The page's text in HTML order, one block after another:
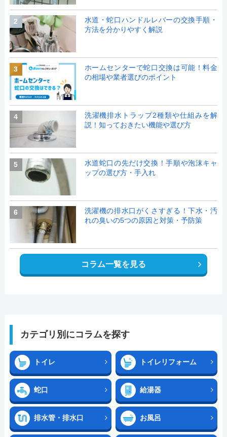
2
水道・蛇口ハンドルレバーの交換手順・
方法を分かりやすく解説
3
ホームセンターで蛇口交換は可能！料金
の相場や業者選びのポイント
4
洗濯機排水トラップ2種類や仕組みを解
説！知っておきたい機能や選び方
5
水道蛇口の先だけ交換！手順や泡沫キャ
ップの選び方・手入れ
6
洗濯機の排水口がくさすぎる！下水・汚
れの臭いの5つの原因と対策・予防策
コラム一覧を見る
カテゴリ別にコラムを探す
トイレ トイレリフォーム
蛇口 給湯器
排水管・排水口 お風呂